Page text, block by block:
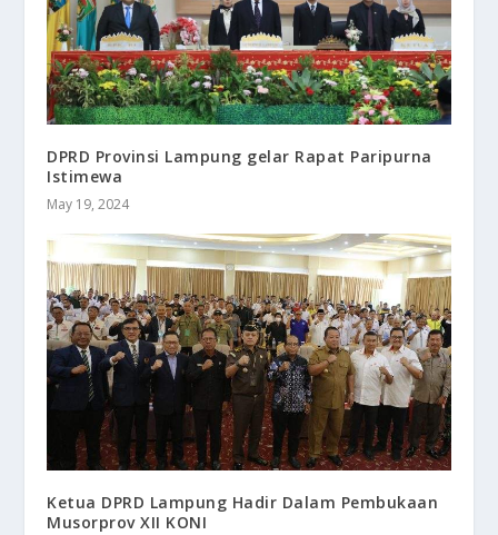
DPRD Provinsi Lampung gelar Rapat Paripurna
Istimewa
May 19, 2024
Ketua DPRD Lampung Hadir Dalam Pembukaan
Musorprov XII KONI